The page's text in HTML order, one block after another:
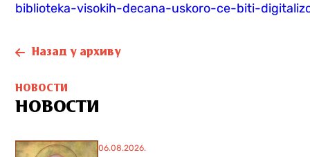
biblioteka-visokih-decana-uskoro-ce-biti-
Назад у архиву
НОВОСТИ
НОВОСТИ
06.08.2026.